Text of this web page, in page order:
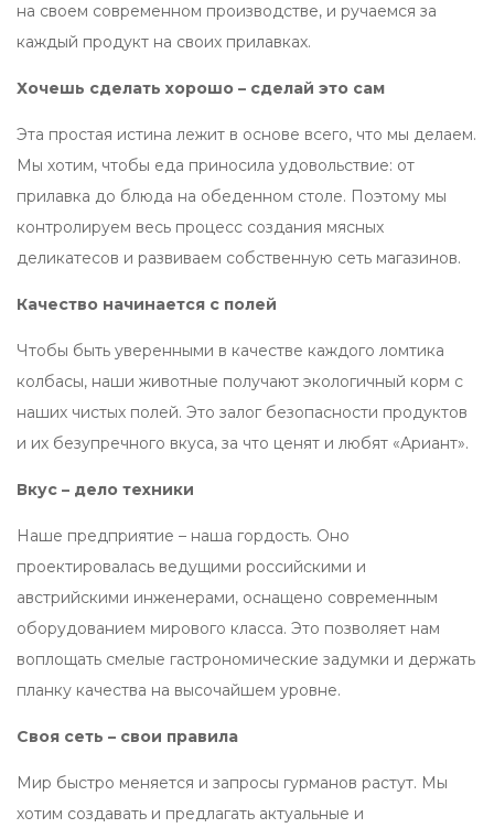
на своем современном производстве, и ручаемся за
каждый продукт на своих прилавках.
Хочешь сделать хорошо – сделай это сам
Эта простая истина лежит в основе всего, что мы делаем.
Мы хотим, чтобы еда приносила удовольствие: от
прилавка до блюда на обеденном столе. Поэтому мы
контролируем весь процесс создания мясных
деликатесов и развиваем собственную сеть магазинов.
Качество начинается с полей
Чтобы быть уверенными в качестве каждого ломтика
колбасы, наши животные получают экологичный корм с
наших чистых полей. Это залог безопасности продуктов
и их безупречного вкуса, за что ценят и любят «Ариант».
Вкус – дело техники
Наше предприятие – наша гордость. Оно
проектировалась ведущими российскими и
австрийскими инженерами, оснащено современным
оборудованием мирового класса. Это позволяет нам
воплощать смелые гастрономические задумки и держать
планку качества на высочайшем уровне.
Своя сеть – свои правила
Мир быстро меняется и запросы гурманов растут. Мы
хотим создавать и предлагать актуальные и